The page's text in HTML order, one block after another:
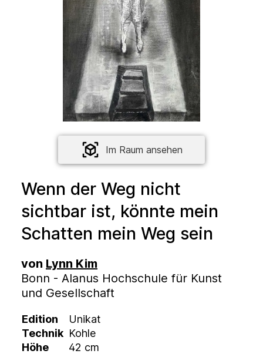
Im Raum ansehen
Wenn der Weg nicht
sichtbar ist, könnte mein
Schatten mein Weg sein
von Lynn Kim
Bonn - Alanus Hochschule für Kunst
und Gesellschaft
Edition
Unikat
Technik Kohle
Höhe
42 cm